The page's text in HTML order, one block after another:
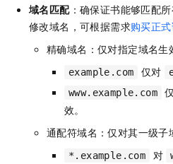
域名匹配：确保证书能够匹配
修改域名，可根据需求购买正
精确域名：仅对指定域名生
example.com 仅对
www.example.com
效。
通配符域名：仅对其一级子
*.example.com 对